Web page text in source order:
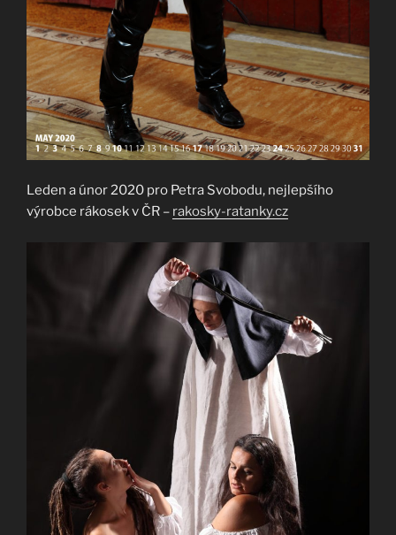
Leden a únor 2020 pro Petra Svobodu, nejlepšího
výrobce rákosek v ČR – rakosky-ratanky.cz